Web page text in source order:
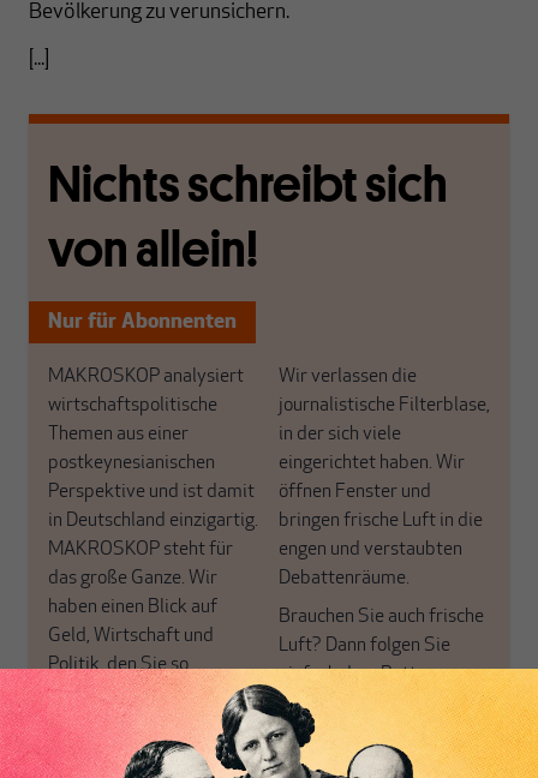
Bevölkerung zu verunsichern.
[...]
Nichts schreibt sich
von allein!
Nur für Abonnenten
MAKROSKOP analysiert
wirtschaftspolitische
Themen aus einer
postkeynesianischen
Perspektive und ist damit
in Deutschland einzigartig.
MAKROSKOP steht für
das große Ganze. Wir
haben einen Blick auf
Geld, Wirtschaft und
Politik, den Sie so
woanders nicht finden.
Dabei leben wir von
unseren Autoren, ihren
Wir verlassen die
journalistische Filterblase,
in der sich viele
eingerichtet haben. Wir
öffnen Fenster und
bringen frische Luft in die
engen und verstaubten
Debattenräume.
Brauchen Sie auch frische
Luft? Dann folgen Sie
einfach dem Button.
ABONNIEREN SIE